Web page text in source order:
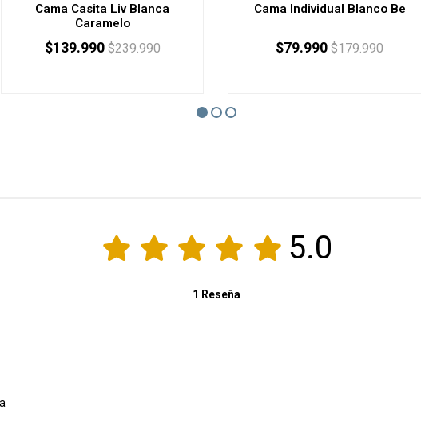
Cama Casita Liv Blanca
Caramelo
$139.990 $239.990
Cama Individual Blanco Be
$79.990 $179.990
5.0
1 Reseña